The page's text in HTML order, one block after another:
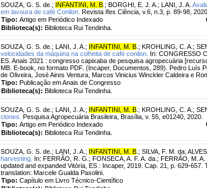
SOUZA, G. S. de. ; INFANTINI, M. B ; BORGHI, E. J. A. ; LANI, J. A.
em lavoura de café Conilon. Revista Ifes Ciência, v.6, n.3, p. 89-98, 2020.
Tipo: Artigo em Periódico Indexado
Biblioteca(s): Biblioteca Rui Tendinha.
SOUZA, G. S. de. ; LANI, J. A. ; INFANTINI, M. B ; KROHLING, C. A. ;
velocidades da máquina na colheita de café conilon. In: CONGRESSO
ES. Anais 2021 : congresso capixaba de pesquisa agropecuária
MB. E-book, no formato PDF. (Incaper, Documentos, 289). Pedro Luís
de Oliveira, José Aires Ventura, Marcos Vinicius Winckler Caldeira e
Tipo: Publicação em Anais de Congresso
Biblioteca(s): Biblioteca Rui Tendinha.
SOUZA, G. S. de. ; LANI, J. A. ; INFANTINI, M. B ; KROHLING, C. A. ;
clones. Pesquisa Agropecuária Brasileira, Brasília, v. 55, e01240, 2020.
Tipo: Artigo em Periódico Indexado
Biblioteca(s): Biblioteca Rui Tendinha.
SOUZA, G. S. de. ; LANI, J. A. ; INFANTINI, M. B ; SILVA, F. M. da;
harvesting. In: FERRÃO, R. G.; FONSECA, A. F. A. da.; FERRÃO, M.
updated and expanded Vitória, ES : Incaper, 2019. Cap. 21, p. 629-
translation: Marcele Gualda Pasolini.
Tipo: Capítulo em Livro Técnico-Científico